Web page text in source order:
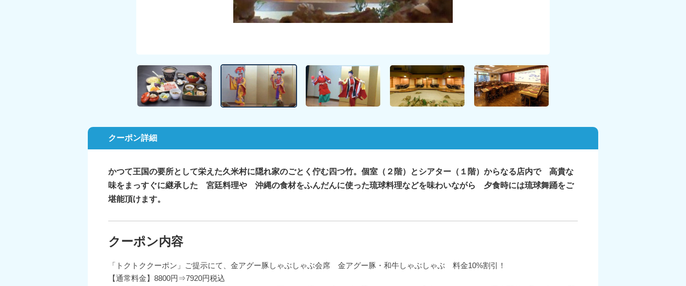
クーポン詳細
かつて王国の要所として栄えた久米村に隠れ家のごとく佇む四つ竹。個室（２階）とシアター（１階）からなる店内で 高貴な
味をまっすぐに継承した 宮廷料理や 沖縄の食材をふんだんに使った琉球料理などを味わいながら 夕食時には琉球舞踊をご
堪能頂けます。
クーポン内容
「トクトククーポン」ご提示にて、金アグー豚しゃぶしゃぶ会席 金アグー豚・和牛しゃぶしゃぶ 料金10%割引！
【通常料金】8800円⇒7920円税込